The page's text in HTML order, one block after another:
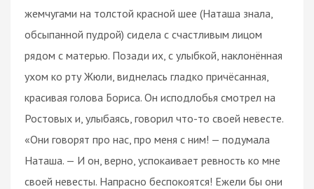
жемчугами на толстой красной шее (Наташа знала,
обсыпанной пудрой) сидела с счастливым лицом
рядом с матерью. Позади их, с улыбкой, наклонённая
ухом ко рту Жюли, виднелась гладко причёсанная,
красивая голова Бориса. Он исподлобья смотрел на
Ростовых и, улыбаясь, говорил что-то своей невесте.
«Они говорят про нас, про меня с ним! — подумала
Наташа. — И он, верно, успокаивает ревность ко мне
своей невесты. Напрасно беспокоятся! Ежели бы они